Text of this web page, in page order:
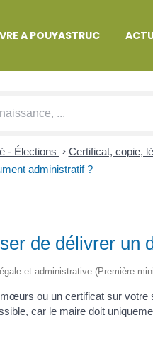
A POUYASTRUC
- Élections > Certificat, copie,
administratif ?
de délivrer un
et administrative (Première
ou un certificat sur
car le maire doit